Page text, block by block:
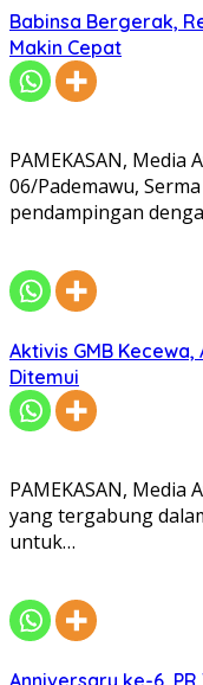
Babinsa Bergerak,
Makin Cepat
PAMEKASAN, Media
06/Pademawu,
pendampingan
Aktivis GMB
Ditemui
PAMEKASAN, Media
yang tergabung
untuk…
Anniversary ke-6,